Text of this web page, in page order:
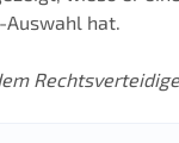
Auswahl hat.